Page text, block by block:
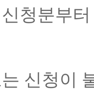
신청분부
신청이